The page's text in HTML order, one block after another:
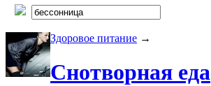
Здоровое питание →
Снотворная еда